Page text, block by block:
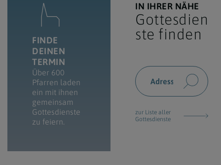
IN IHRER NÄHE
Gottesdien
ste finden
zur Liste aller
Gottesdienste
FINDE
DEINEN
TERMIN
Über 600
Pfarren laden
ein mit ihnen
gemeinsam
Gottesdienste
zu feiern.